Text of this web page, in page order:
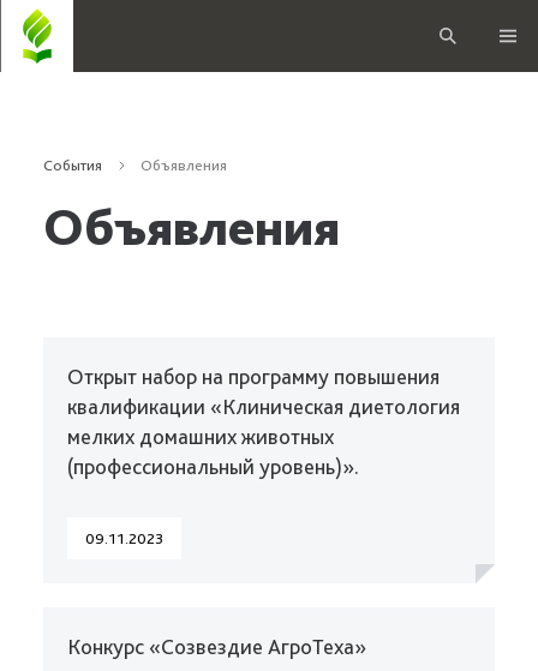
События Объявления
Объявления
Открыт набор на программу повышения
квалификации «Клиническая диетология
мелких домашних животных
(профессиональный уровень)».
09.11.2023
Конкурс «Созвездие АгроТеха»